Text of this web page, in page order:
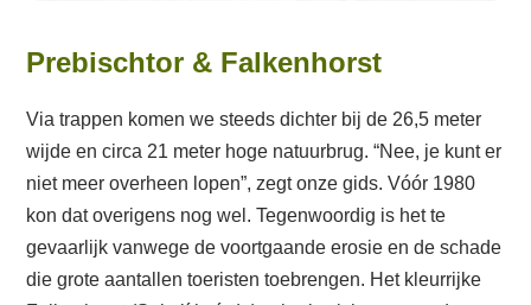
Prebischtor & Falkenhorst
Via trappen komen we steeds dichter bij de 26,5 meter
wijde en circa 21 meter hoge natuurbrug. “Nee, je kunt er
niet meer overheen lopen”, zegt onze gids. Vóór 1980
kon dat overigens nog wel. Tegenwoordig is het te
gevaarlijk vanwege de voortgaande erosie en de schade
die grote aantallen toeristen toebrengen. Het kleurrijke